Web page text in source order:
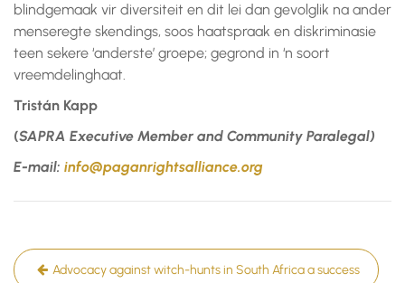
blindgemaak vir diversiteit en dit lei dan gevolglik na ander
menseregte skendings, soos haatspraak en diskriminasie
teen sekere ‘anderste’ groepe; gegrond in ‘n soort
vreemdelinghaat.
Tristán Kapp
(SAPRA Executive Member and Community Paralegal)
E-mail: info@paganrightsalliance.org
PostAdvocacy against witch-hunts in South Africa a success